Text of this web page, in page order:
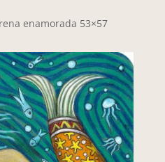
enamorada 53×57